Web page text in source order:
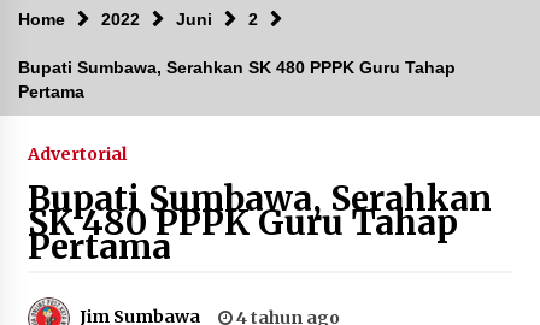
Breaking News
Kejaksaan KSB Mulai Lidik Mafia Tanah Desa
Sekongkang Bawah
2 tahun ago
Laporan Dugaan Pencabulan di Desa Sepayung
Kec. Plampang, Polres Sumbawa Pastikan
Proses Penyelidikan Berjalan Maksimal
Home 2022 Juni 2
Bupati Sumbawa, Serahkan SK 480 PPPK Guru Tahap
Pertama
Advertorial
Bupati Sumbawa, Serahkan
SK 480 PPPK Guru Tahap
Pertama
Jim Sumbawa
4 tahun ago